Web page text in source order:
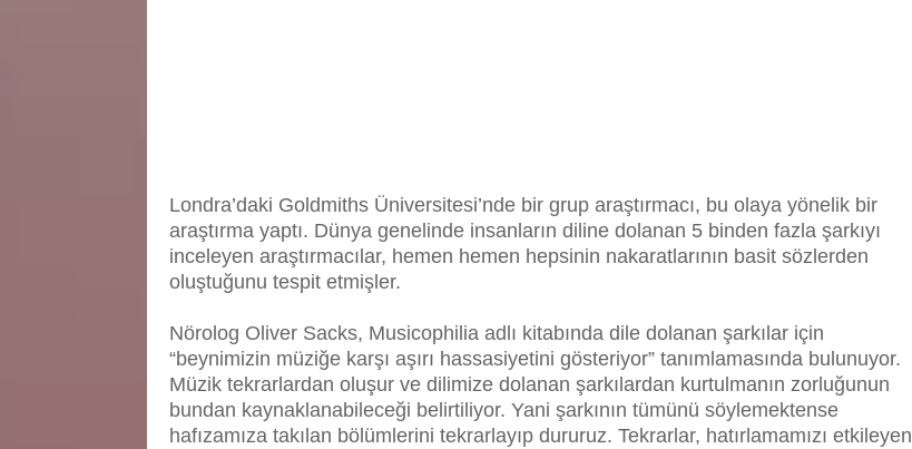
Londra’daki Goldmiths Üniversitesi’nde bir grup araştırmacı, bu olaya yönelik bir
araştırma yaptı. Dünya genelinde insanların diline dolanan 5 binden fazla şarkıyı
inceleyen araştırmacılar, hemen hemen hepsinin nakaratlarının basit sözlerden
oluştuğunu tespit etmişler.
Nörolog Oliver Sacks, Musicophilia adlı kitabında dile dolanan şarkılar için
“beynimizin müziğe karşı aşırı hassasiyetini gösteriyor” tanımlamasında bulunuyor.
Müzik tekrarlardan oluşur ve dilimize dolanan şarkılardan kurtulmanın zorluğunun
bundan kaynaklanabileceği belirtiliyor. Yani şarkının tümünü söylemektense
hafızamıza takılan bölümlerini tekrarlayıp dururuz. Tekrarlar, hatırlamamızı etkileyen